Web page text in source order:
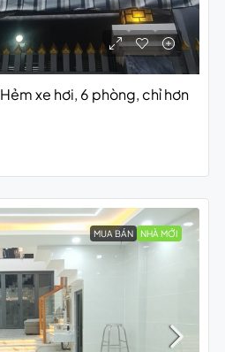
xe hơi, 6 phòng, chỉ hơn
MUA BÁN NHÀ MỚI